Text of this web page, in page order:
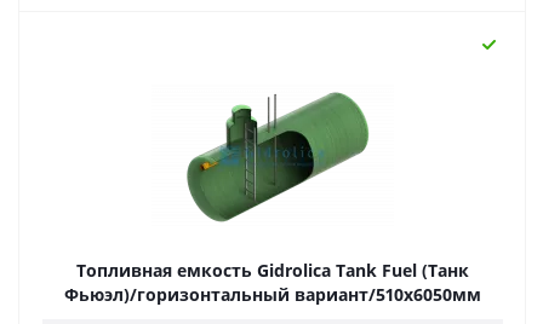
Топливная емкость Gidrolica Tank Fuel (Танк
Фьюэл)/горизонтальный вариант/510х6050мм